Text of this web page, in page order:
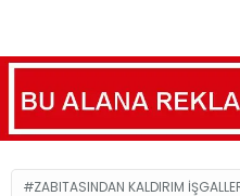
ZABITASINDAN KALDIRIM